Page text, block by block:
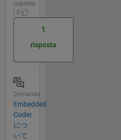
risposta
| 0
1
risposta
Domanda
Embedded
Coder
につ
いて